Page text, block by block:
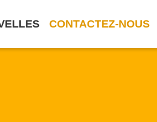
CONTACTEZ-NOUS